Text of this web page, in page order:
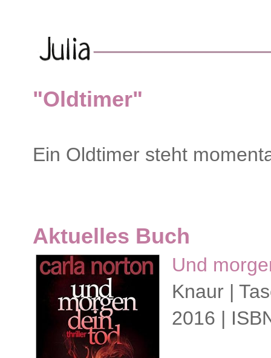
"Oldtimer"
Ein Oldtimer steht
Aktuelles Buch
Und
Knaur |
2016 |